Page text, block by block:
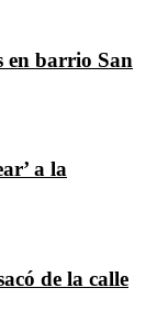
en barrio San
a la
de la calle